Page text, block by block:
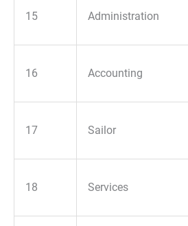
15 Administration
16 Accounting
17 Sailor
18 Services